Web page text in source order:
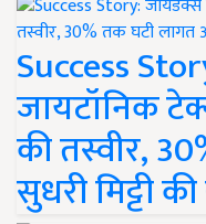
Success
जायटॉनिक
की तस्वीर,
सुधरी मिट्टी